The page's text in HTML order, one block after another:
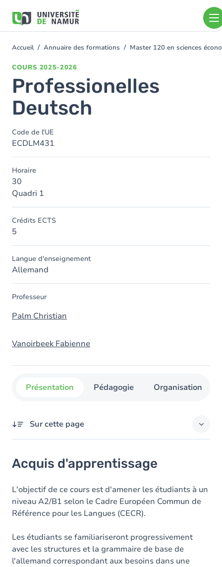
contenu
You
Accueil Annuaire des formations Master 120 en sciences
COURS 2025-2026
Professionelles
Deutsch
Code de l'UE
ECDLM431
Horaire
30
Quadri 1
Crédits ECTS
5
Langue d'enseignement
Allemand
Professeur
Palm Christian
Vanoirbeek Fabienne
Présentation Pédagogie Organisation
Sur cette page
Objectifs
Contenu
Table des matières
Acquis d'apprentissage
L'objectif de ce cours est d'amener les étudiants à un
niveau A2/B1 selon le Cadre Européen Commun de
Référence pour les Langues (CECR).
Les étudiants se familiariseront progressivement
avec les structures et la grammaire de base de
l'allemand correspondant aux besoins dans une